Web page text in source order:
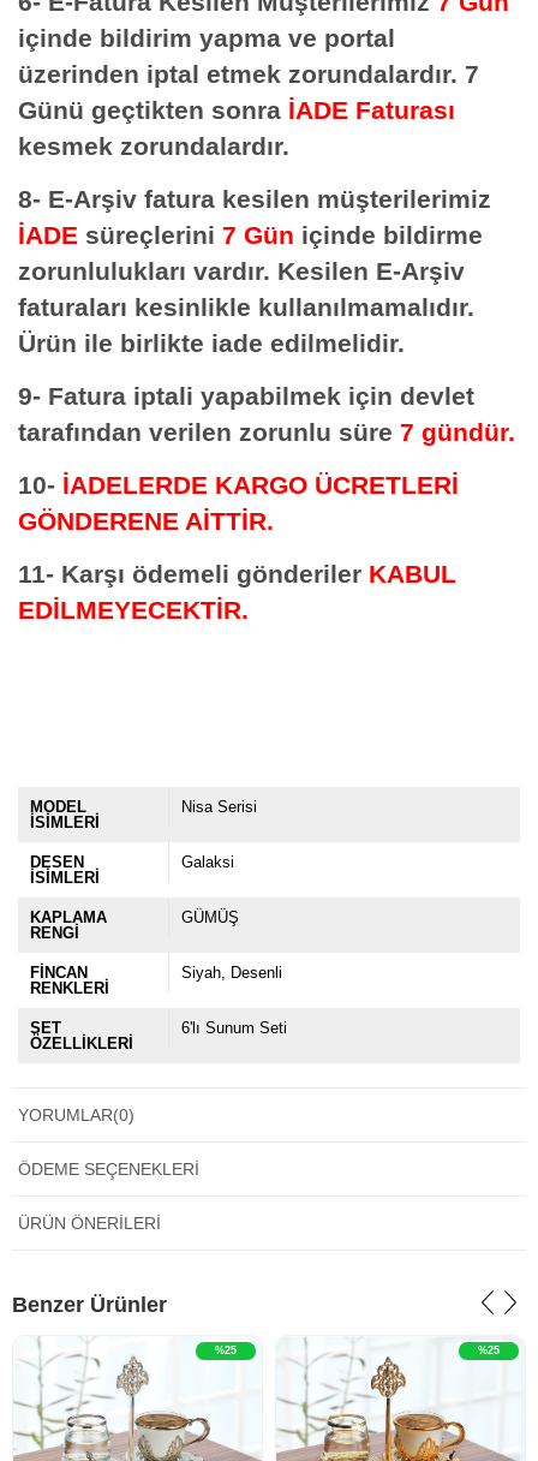
içinde bildirim yapma ve portal
üzerinden iptal etmek zorundalardır. 7
Günü geçtikten sonra İADE Faturası
kesmek zorundalardır.
8- E-Arşiv fatura kesilen müşterilerimiz
İADE süreçlerini 7 Gün içinde bildirme
zorunlulukları vardır. Kesilen E-Arşiv
faturaları kesinlikle kullanılmamalıdır.
Ürün ile birlikte iade edilmelidir.
9- Fatura iptali yapabilmek için devlet
tarafından verilen zorunlu süre 7 gündür.
10- İADELERDE KARGO ÜCRETLERİ
GÖNDERENE AİTTİR.
11- Karşı ödemeli gönderiler KABUL
EDİLMEYECEKTİR.
MODEL
İSİMLERİ
Nisa Serisi
DESEN
İSİMLERİ
Galaksi
KAPLAMA
RENGİ
GÜMÜŞ
FİNCAN
RENKLERİ
Siyah Desenli
SET
ÖZELLİKLERİ
6'lı Sunum Seti
YORUMLAR(0)
ÖDEME SEÇENEKLERI
ÜRÜN ÖNERILERI
Benzer Ürünler
%25 %25